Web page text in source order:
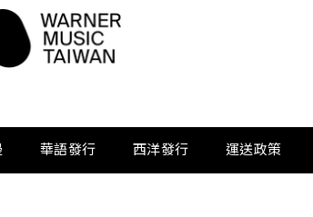
華語發行 西洋發行 運送政策